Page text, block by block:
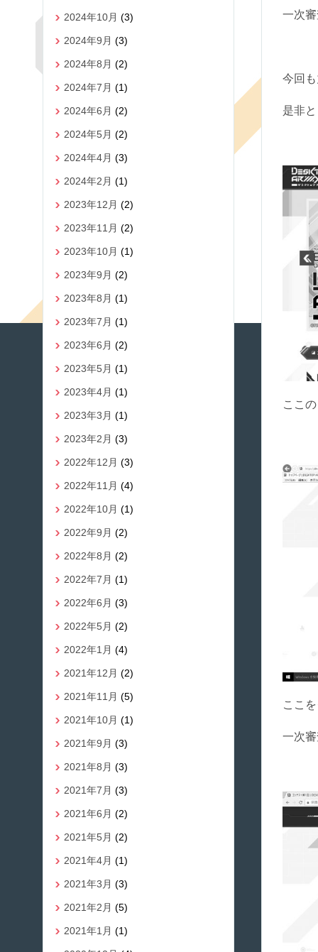
一次
今回
是非
ここの
ここ
一次
2024年10月 (3)
2024年9月 (3)
2024年8月 (2)
2024年7月 (1)
2024年6月 (2)
2024年5月 (2)
2024年4月 (3)
2024年2月 (1)
2023年12月 (2)
2023年11月 (2)
2023年10月 (1)
2023年9月 (2)
2023年8月 (1)
2023年7月 (1)
2023年6月 (2)
2023年5月 (1)
2023年4月 (1)
2023年3月 (1)
2023年2月 (3)
2022年12月 (3)
2022年11月 (4)
2022年10月 (1)
2022年9月 (2)
2022年8月 (2)
2022年7月 (1)
2022年6月 (3)
2022年5月 (2)
2022年1月 (4)
2021年12月 (2)
2021年11月 (5)
2021年10月 (1)
2021年9月 (3)
2021年8月 (3)
2021年7月 (3)
2021年6月 (2)
2021年5月 (2)
2021年4月 (1)
2021年3月 (3)
2021年2月 (5)
2021年1月 (1)